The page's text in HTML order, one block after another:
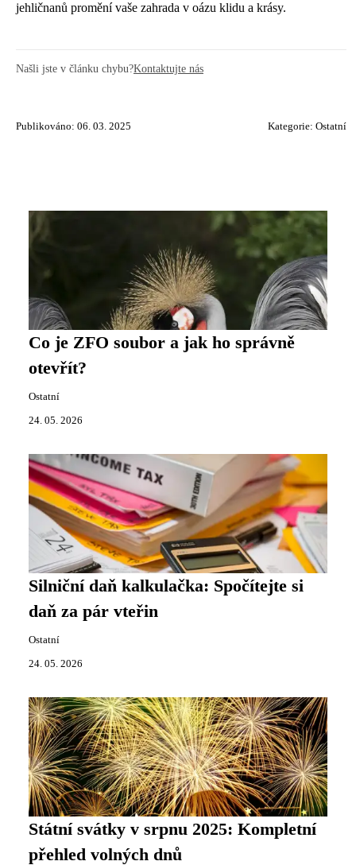
jehličnanů promění vaše zahrada v oázu klidu a krásy.
Našli jste v článku chybu?Kontaktujte nás
Publikováno: 06. 03. 2025 Kategorie: Ostatní
Co je ZFO soubor a jak ho správně
otevřít?
Ostatní
24. 05. 2026
Silniční daň kalkulačka: Spočítejte si
daň za pár vteřin
Ostatní
24. 05. 2026
Státní svátky v srpnu 2025: Kompletní
přehled volných dnů